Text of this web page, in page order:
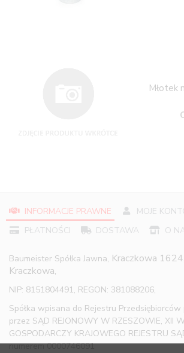
Młotek
INFORMACJE PRAWNE
MOJE
PŁATNOŚCI
DOSTAWA O
Baumeister Spółka Jawna, Kraczkowa
Kraczkowa,
NIP: 8151804491, REGON: 381088206,
Spółka wpisana do Rejestru
przez SĄD REJONOWY W RZESZOWIE, XII
GOSPODARCZY KRAJOWEGO REJESTRU
numerem 0000746091